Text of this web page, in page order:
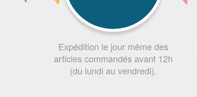
Expédition le jour même des
articles commandés avant 12h
(du lundi au vendredi).